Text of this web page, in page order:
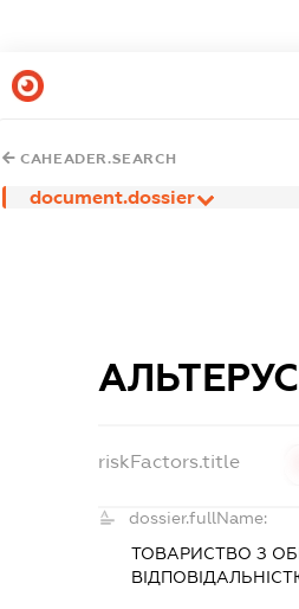
CAHEADER.SEARCH
document.dossier
АЛЬТЕРУС
riskFactors.title
dossier.fullName:
ТОВАРИСТВО З